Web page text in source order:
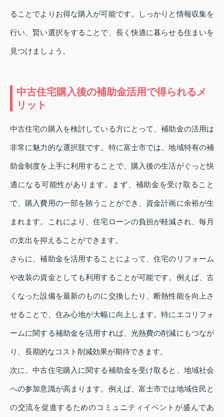
ることでよりお得な購入が可能です。しっかりと情報収集を
行い、賢い選択をすることで、長く快適に暮らせる住まいを
見つけましょう。
中古住宅購入後の補助金活用で得られるメ
リット
中古住宅の購入を検討している方にとって、補助金の活用は
非常に魅力的な選択肢です。特に富士市では、地域特有の補
助金制度を上手に利用することで、購入後の生活がぐっと快
適になる可能性があります。まず、補助金を受け取ること
で、購入費用の一部を賄うことができ、資金計画に余裕が生
まれます。これにより、住宅ローンの負担が軽減され、毎月
の支出を抑えることができます。
さらに、補助金を活用することによって、住宅のリフォーム
や改装の資金としても利用することが可能です。例えば、古
くなった設備を最新のものに交換したり、断熱性能を向上さ
せることで、住み心地が大幅に向上します。特にエコリフォ
ームに関する補助金を活用すれば、光熱費の削減にもつなが
り、長期的なコスト削減効果が期待できます。
次に、中古住宅購入に関する補助金を受け取ると、地域社会
への参加意識が高まります。例えば、富士市では地域住民と
の交流を促進するためのコミュニティイベントが盛んであ